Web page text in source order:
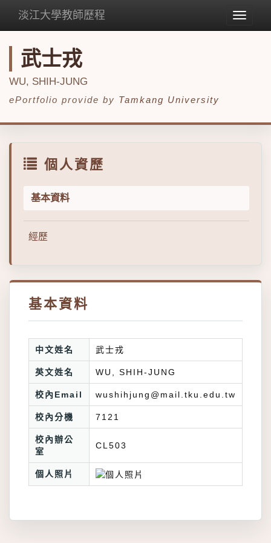
Toggle
淡江大學教師歷程
武士戎
WU, SHIH-JUNG
ePortfolio provide by Tamkang University
個人資歷
基本資料
經歷
基本資料
中文姓名 武士戎
英文姓名 WU, SHIH-JUNG
校內Email wushihjung@mail.tku.edu.tw
校內分機 7121
校內辦公
室
CL503
個人照片